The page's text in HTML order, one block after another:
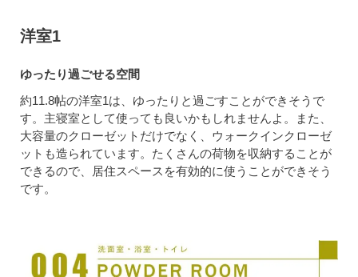
洋室1
ゆったり過ごせる空間
約11.8帖の洋室1は、ゆったりと過ごすことができそうで
す。主寝室として使っても良いかもしれませんよ。また、
大容量のクローゼットだけでなく、ウォークインクローゼ
ットも造られています。たくさんの荷物を収納することが
できるので、居住スペースを有効的に使うことができそう
です。